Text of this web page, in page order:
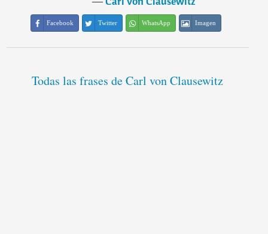
Facebook Twitter WhatsApp Imagen
Todas las frases de Carl von Clausewitz